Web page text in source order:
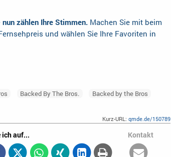
zählen Ihre Stimmen.Machen Sie mit beim
und wählen Sie Ihre Favoriten in
Backed By The Bros. Backed by the Bros
Kurz-URL:qmde.de/150789
ich auf... Kontakt